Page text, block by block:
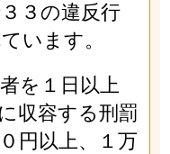
３の違反行
います。
を１日以上
収容する刑罰
円以上、１万